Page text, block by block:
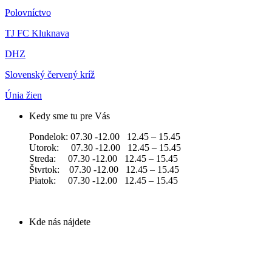
Polovníctvo
TJ FC Kluknava
DHZ
Slovenský červený kríž
Únia žien
Kedy sme tu pre Vás
Pondelok: 07.30 -12.00 12.45 – 15.45
Utorok: 07.30 -12.00 12.45 – 15.45
Streda: 07.30 -12.00 12.45 – 15.45
Štvrtok: 07.30 -12.00 12.45 – 15.45
Piatok: 07.30 -12.00 12.45 – 15.45
Kde nás nájdete